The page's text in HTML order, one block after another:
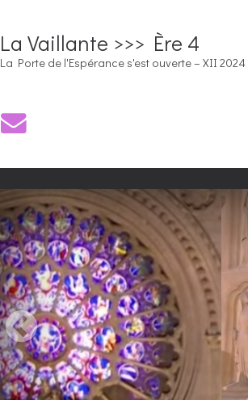
La Vaillante >>> Ère 4
La Porte de l'Espérance s'est ouverte – XII 2024